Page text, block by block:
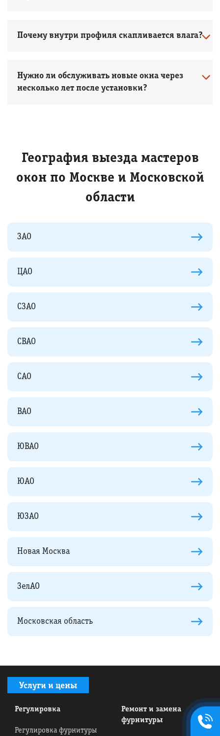
Почему внутри профиля скапливается влага?
Нужно ли обслуживать новые окна через
несколько лет после установки?
География выезда мастеров
окон по Москве и Московской
области
ЗАО
ЦАО
СЗАО
СВАО
САО
ВАО
ЮВАО
ЮАО
ЮЗАО
Новая Москва
ЗелАО
Московская область
Регулировка
Регулировка фурнитуры
Ремонт и замена
фурнитуры
Услуги и цены
+7495
134-42-